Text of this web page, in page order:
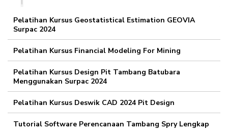
Pelatihan Kursus Geostatistical Estimation GEOVIA
Surpac 2024
Pelatihan Kursus Financial Modeling For Mining
Pelatihan Kursus Design Pit Tambang Batubara
Menggunakan Surpac 2024
Pelatihan Kursus Deswik CAD 2024 Pit Design
Tutorial Software Perencanaan Tambang Spry Lengkap